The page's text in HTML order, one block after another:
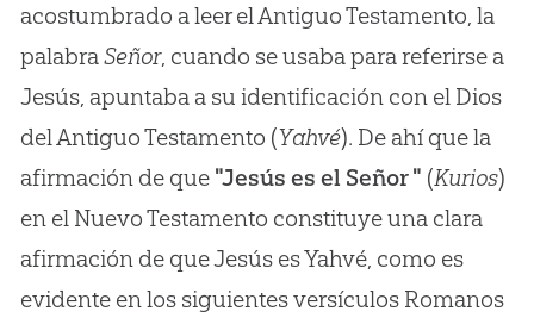
acostumbrado a leer el Antiguo Testamento, la
palabraSeñor, cuando se usaba para referirse a
Jesús, apuntaba a su identificación con el Dios
del Antiguo Testamento (Yahvé). De ahí que la
afirmación de que "Jesús es el Señor " (Kurios)
en el Nuevo Testamento constituye una clara
afirmación de que Jesús es Yahvé, como es
evidente en los siguientes versículos Romanos